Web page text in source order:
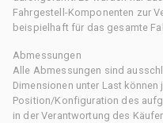
Fahrgestell-Komponenten zur
beispielhaft für das gesamte
Abmessungen
Alle Abmessungen sind
Dimensionen unter Last
Position/Konfiguration des
in der Verantwortung des